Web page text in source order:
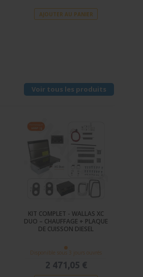
AJOUTER AU PANIER
Voir tous les produits
KIT COMPLET - WALLAS XC
DUO – CHAUFFAGE + PLAQUE
DE CUISSON DIESEL
Disponible sous 3 jours ouvrés
2 471,05 €